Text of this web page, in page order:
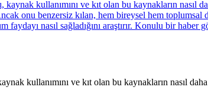
kullanımını ve kıt olan bu kaynakların nasıl